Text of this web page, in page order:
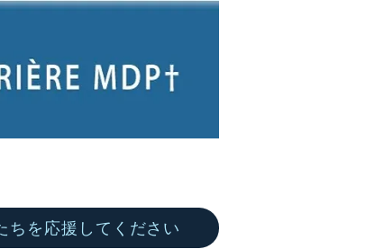
ちを応援してください